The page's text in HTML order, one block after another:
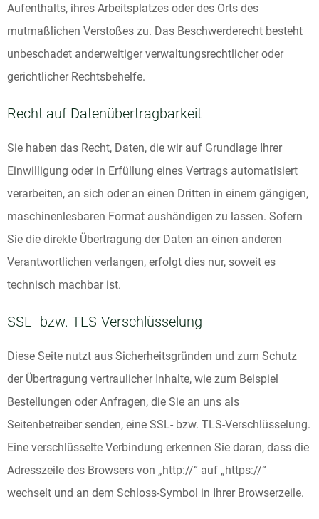
Aufenthalts, ihres Arbeitsplatzes oder des Orts des
mutmaßlichen Verstoßes zu. Das Beschwerderecht besteht
unbeschadet anderweitiger verwaltungsrechtlicher oder
gerichtlicher Rechtsbehelfe.
Recht auf Daten­übertrag­barkeit
Sie haben das Recht, Daten, die wir auf Grundlage Ihrer
Einwilligung oder in Erfüllung eines Vertrags automatisiert
verarbeiten, an sich oder an einen Dritten in einem gängigen,
maschinenlesbaren Format aushändigen zu lassen. Sofern
Sie die direkte Übertragung der Daten an einen anderen
Verantwortlichen verlangen, erfolgt dies nur, soweit es
technisch machbar ist.
SSL- bzw. TLS-Verschlüsselung
Diese Seite nutzt aus Sicherheitsgründen und zum Schutz
der Übertragung vertraulicher Inhalte, wie zum Beispiel
Bestellungen oder Anfragen, die Sie an uns als
Seitenbetreiber senden, eine SSL- bzw. TLS-Verschlüsselung.
Eine verschlüsselte Verbindung erkennen Sie daran, dass die
Adresszeile des Browsers von „http://“ auf „https://“
wechselt und an dem Schloss-Symbol in Ihrer Browserzeile.